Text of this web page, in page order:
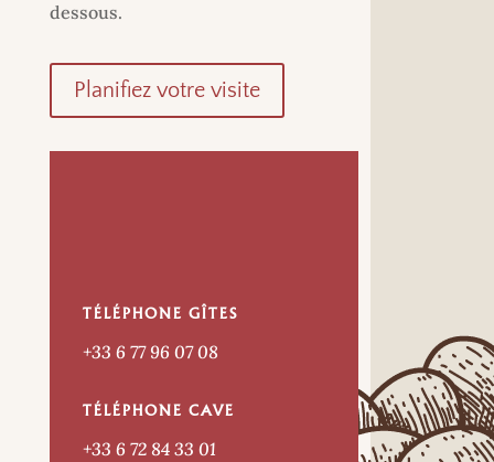
dessous.
Planifiez votre visite
TÉLÉPHONE GÎTES
+33 6 77 96 07 08
TÉLÉPHONE CAVE
+33 6 72 84 33 01